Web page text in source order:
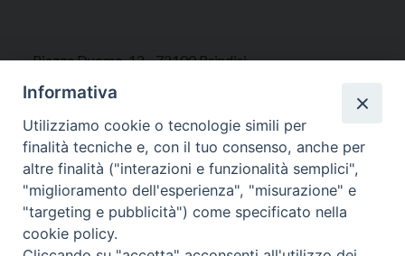
Piazza Duomo, 12 - 72100 Brindisi
Tel 0831.521958
Fax 0831.528315
Orari Curia
Mar. / Mer. / Giov. ore 9 - 13
nei mesi estivi solo Martedì ore 9 - 13
Informativa
Utilizziamo cookie o tecnologie simili per
finalità tecniche e, con il tuo consenso, anche per
altre finalità ("interazioni e funzionalità semplici",
"miglioramento dell'esperienza", "misurazione" e
"targeting e pubblicità") come specificato nella
cookie policy.